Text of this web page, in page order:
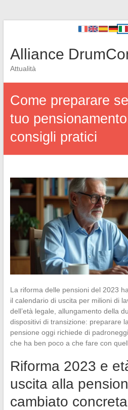
Alliance
Attualità
Come preparare
tuo
consigli pratici
La riforma delle pensioni del 2023
il calendario di uscita per milioni di
dell’età legale, allungamento della
dispositivi di transizione: preparare
pensione oggi richiede di
che ha ben poco a che fare con
Riforma 2023 e
uscita alla
cambiato